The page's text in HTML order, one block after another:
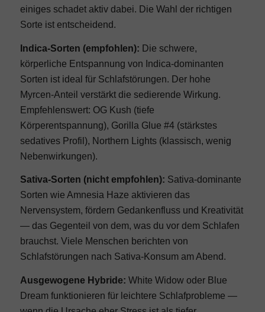
einiges schadet aktiv dabei. Die Wahl der richtigen
Sorte ist entscheidend.
Indica-Sorten (empfohlen): Die schwere,
körperliche Entspannung von Indica-dominanten
Sorten ist ideal für Schlafstörungen. Der hohe
Myrcen-Anteil verstärkt die sedierende Wirkung.
Empfehlenswert: OG Kush (tiefe
Körperentspannung), Gorilla Glue #4(stärkstes
sedatives Profil), Northern Lights (klassisch, wenig
Nebenwirkungen).
Sativa-Sorten (nicht empfohlen): Sativa-dominante
Sorten wie Amnesia Haze aktivieren das
Nervensystem, fördern Gedankenfluss und Kreativität
— das Gegenteil von dem, was du vor dem Schlafen
brauchst. Viele Menschen berichten von
Schlafstörungen nach Sativa-Konsum am Abend.
Ausgewogene Hybride: White Widowoder Blue
Dream funktionieren für leichtere Schlafprobleme —